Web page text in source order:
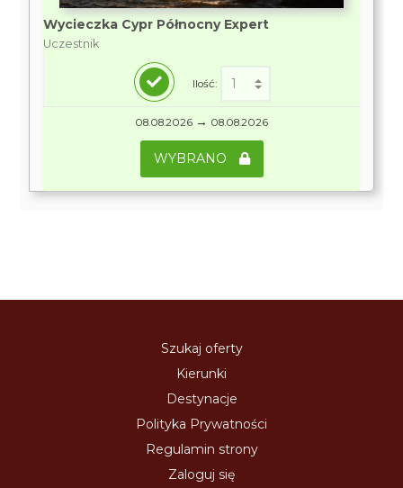
Wycieczka Cypr Północny Expert
Uczestnik
Ilość:
08.08.2026 → 08.08.2026
WYBRANO
Szukaj oferty
Kierunki
Destynacje
Polityka Prywatności
Regulamin strony
Zaloguj się